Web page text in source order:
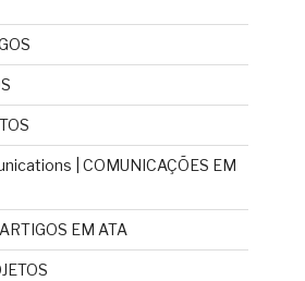
| COMUNICAÇÕES EM
EM ATA